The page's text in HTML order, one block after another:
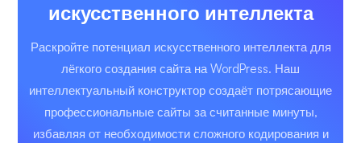
искусственного интеллекта
Раскройте потенциал искусственного интеллекта для
лёгкого создания сайта на WordPress. Наш
интеллектуальный конструктор создаёт потрясающие
профессиональные сайты за считанные минуты,
избавляя от необходимости сложного кодирования и